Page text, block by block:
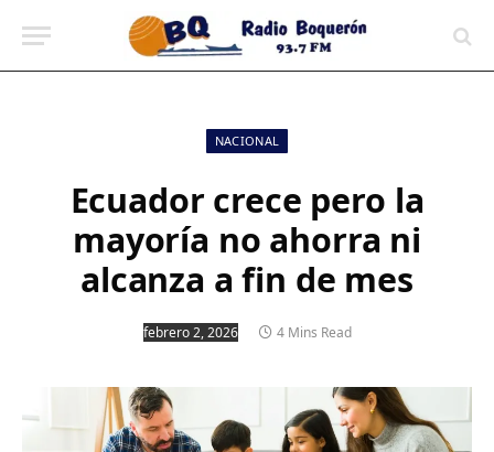
NACIONAL
Ecuador crece pero la
mayoría no ahorra ni
alcanza a fin de mes
febrero 2, 2026 4 Mins Read